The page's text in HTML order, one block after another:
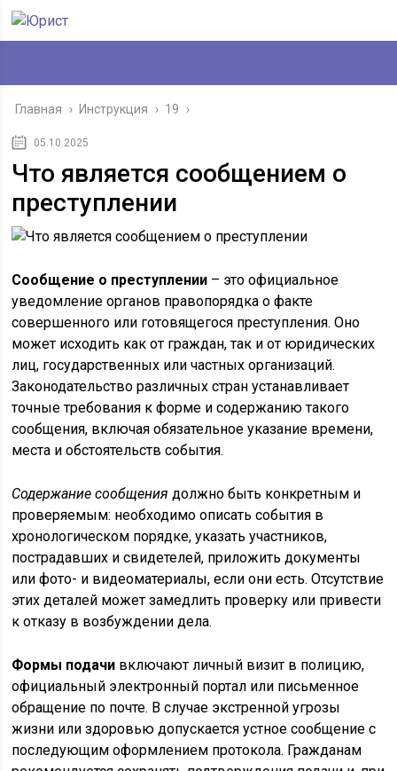
Главная › Инструкция › 19 ›
05.10.2025
Что является сообщением о
преступлении
Сообщение о преступлении – это официальное
уведомление органов правопорядка о факте
совершенного или готовящегося преступления. Оно
может исходить как от граждан, так и от юридических
лиц, государственных или частных организаций.
Законодательство различных стран устанавливает
точные требования к форме и содержанию такого
сообщения, включая обязательное указание времени,
места и обстоятельств события.
Содержание сообщения должно быть конкретным и
проверяемым: необходимо описать события в
хронологическом порядке, указать участников,
пострадавших и свидетелей, приложить документы
или фото- и видеоматериалы, если они есть. Отсутствие
этих деталей может замедлить проверку или привести
к отказу в возбуждении дела.
Формы подачи включают личный визит в полицию,
официальный электронный портал или письменное
обращение по почте. В случае экстренной угрозы
жизни или здоровью допускается устное сообщение с
последующим оформлением протокола. Гражданам